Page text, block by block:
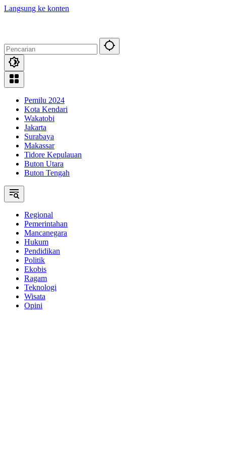
Langsung ke konten
Pemilu 2024
Kota Kendari
Wakatobi
Jakarta
Surabaya
Makassar
Tidore Kepulauan
Buton Utara
Buton Tengah
Regional
Pemerintahan
Mancanegara
Hukum
Pendidikan
Politik
Ekobis
Ragam
Teknologi
Wisata
Opini